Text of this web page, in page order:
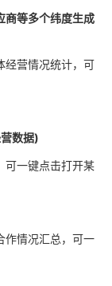
商等多个纬度生成
经营情况统计，可
数据)
可一键点击打开某
作情况汇总，可一